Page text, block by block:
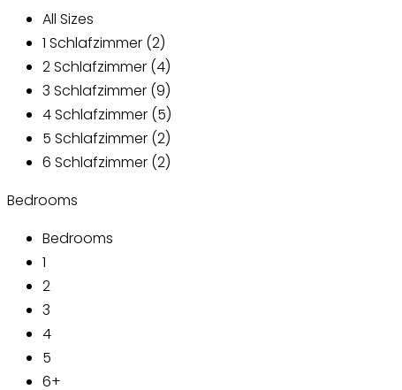
All Sizes
1 Schlafzimmer (2)
2 Schlafzimmer (4)
3 Schlafzimmer (9)
4 Schlafzimmer (5)
5 Schlafzimmer (2)
6 Schlafzimmer (2)
Bedrooms
Bedrooms
1
2
3
4
5
6+